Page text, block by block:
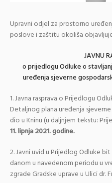
Upravni odjel za prostorno
poslove i zaštitu okoliša
JAVNU
o prijedlogu Odluke o
uređenja sjeverne
1. Javna rasprava o Prijedlogu
Detaljnog plana uređenja
dio u Kninu (u daljnjem tekstu:
11. lipnja 2021. godine.
2. Javni uvid u Prijedlog Odluke
danom u navedenom periodu u
zgrade Gradske uprave u Ulici dr.